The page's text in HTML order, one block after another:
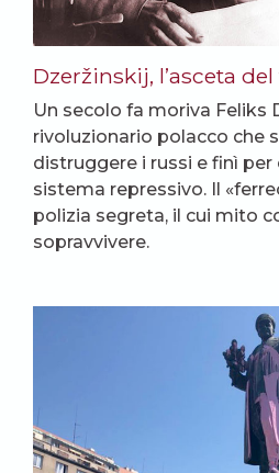
Dzeržinskij, l’asceta
Un secolo fa moriva Feliks
rivoluzionario polacco che
distruggere i russi e finì
sistema repressivo. Il
polizia segreta, il cui mito
sopravvivere.